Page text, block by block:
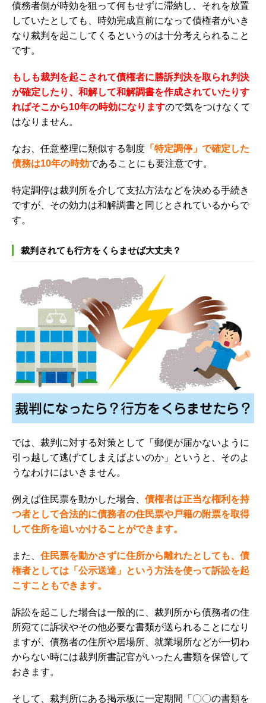
債務者側が時効を狙って何もせずに滞納し、それを放置
していたとしても、時効完成直前になって債権者がいき
なり裁判を起こしてくるというのは十分考えられること
です。
もしも裁判を起こされて債権者に勝訴判決を取られ判決
が確定したり、和解して和解調書を作成されていたりす
ればそこから10年の時効になりますので気をつけなくて
はなりません。
なお、任意整理に類似する制度 「特定調停」で確定した
債務は10年の時効であることにも要注意です。
特定調停は裁判所を介して支払方法などを決める手続き
ですが、その効力は和解調書と同じとされているからで
す。
裁判されても行方をくらませば大丈夫？
では、裁判に対する対策として「郵便が届かないように
引っ越して逃げてしまえばよいのか」というと、そのよ
うなわけにはいきません。
例えば住民票を動かした場合、 債権者は正当な権利を持
つ者として合法的に債務者の住民票や戸籍の附票を取得
して住所を追いかけることができます。
また、 住民票を動かさずに住所から離れたとしても、債
権者としては「公示送達」という方法を使って訴訟を起
こすこともできます。
訴訟を起こした場合は一般的に、裁判所から債務者の住
所宛てに訴状やその他必要な書類が送られることになり
ますが、債務者の住所や居場所、就業場所などが一切わ
からない時には裁判所書記官がいったん書類を保管して
おきます。
そして、裁判所にある掲示板に一定期間「〇〇の書類を